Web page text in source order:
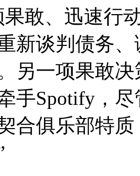
果敢、迅速行
新谈判债务
另一项果敢
手Spotify，
合俱乐部特